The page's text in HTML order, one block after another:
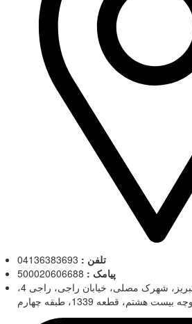
تلفن :
پیامک :
آذربایجان شرقی، تبریز، شهرک مصلی، خیابان راجی، راجی 4،
بیست هشتم، قطعه 1339، طبقه چهارم